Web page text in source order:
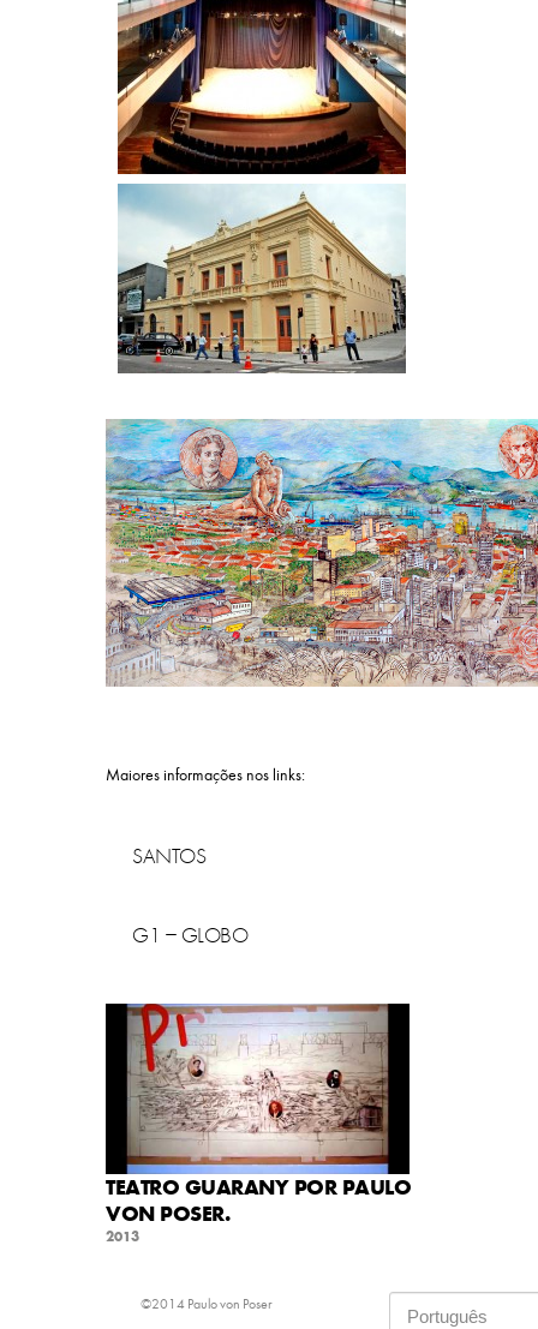
Maiores informações nos links:
SANTOS
G1 – GLOBO
TEATRO GUARANY POR PAULO
VON POSER.
2013
©2014 Paulo von Poser